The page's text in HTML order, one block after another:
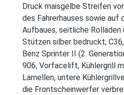
Druck maisgelbe Streifen
des Fahrerhauses sowie auf
Aufbaues, seitliche
Stützen silber bedruckt,
Benz Sprinter II (2.
906, Vorfacelift, Kühlergrill
Lamellen, untere
die Frontscheinwerfer